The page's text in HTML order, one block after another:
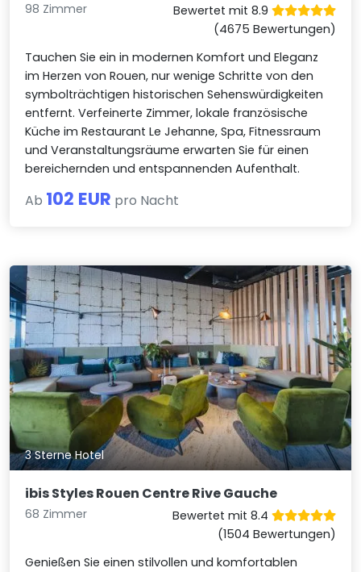
98 Zimmer
Bewertet mit 8.9
(4675 Bewertungen)
Tauchen Sie ein in modernen Komfort und Eleganz
im Herzen von Rouen, nur wenige Schritte von den
symbolträchtigen historischen Sehenswürdigkeiten
entfernt. Verfeinerte Zimmer, lokale französische
Küche im Restaurant Le Jehanne, Spa, Fitnessraum
und Veranstaltungsräume erwarten Sie für einen
bereichernden und entspannenden Aufenthalt.
Ab 102 EUR pro Nacht
3 Sterne Hotel
ibis Styles Rouen Centre Rive Gauche
68 Zimmer
Bewertet mit 8.4
(1504 Bewertungen)
Genießen Sie einen stilvollen und komfortablen